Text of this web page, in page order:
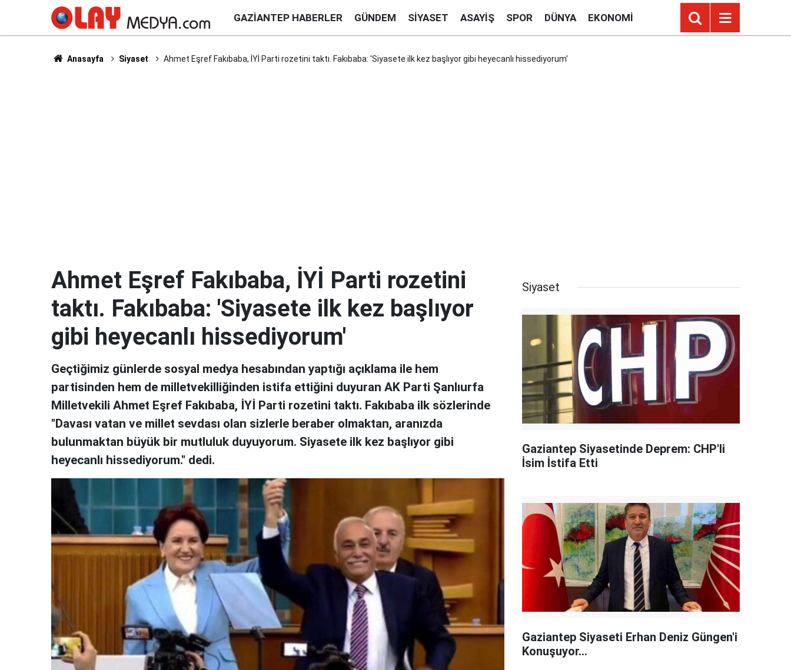
GAZIANTEP HABERLER GÜNDEM SIYASET ASAYIŞ SPOR DÜNYA EKONOMI
Anasayfa Siyaset Ahmet Eşref Fakıbaba, İYİ Parti rozetini taktı. Fakıbaba: 'Siyasete ilk kez başlıyor gibi heyecanlı hissediyorum'
Ahmet Eşref Fakıbaba, İYİ Parti rozetini
taktı. Fakıbaba: 'Siyasete ilk kez başlıyor
gibi heyecanlı hissediyorum'
Geçtiğimiz günlerde sosyal medya hesabından yaptığı açıklama ile hem
partisinden hem de milletvekilliğinden istifa ettiğini duyuran AK Parti Şanlıurfa
Milletvekili Ahmet Eşref Fakıbaba, İYİ Parti rozetini taktı. Fakıbaba ilk sözlerinde
"Davası vatan ve millet sevdası olan sizlerle beraber olmaktan, aranızda
bulunmaktan büyük bir mutluluk duyuyorum. Siyasete ilk kez başlıyor gibi
heyecanlı hissediyorum." dedi.
Siyaset
Gaziantep Siyasetinde Deprem: CHP'li
İsim İstifa Etti
Gaziantep Siyaseti Erhan Deniz Güngen'i
Konuşuyor...